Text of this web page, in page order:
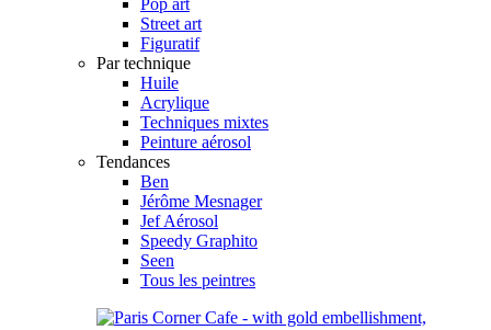
Street art
Figuratif
Par technique
Huile
Acrylique
Techniques mixtes
Peinture aérosol
Tendances
Ben
Jérôme Mesnager
Jef Aérosol
Speedy Graphito
Seen
Tous les peintres